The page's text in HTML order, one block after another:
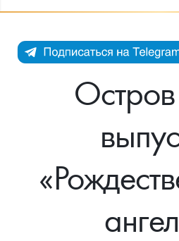
Каталог Монет
Инвестиционные монеты
Памятные монеты России и СССР
Монеты Царской России
Монеты стран мира после 1950г
Георгий Победоносец
Инфо
Как сделать заказ
Гарантии
Информация
Аналитика и события
Котировки